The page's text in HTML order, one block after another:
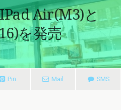
Air(M3)と
を発売
Pin Mail SMS